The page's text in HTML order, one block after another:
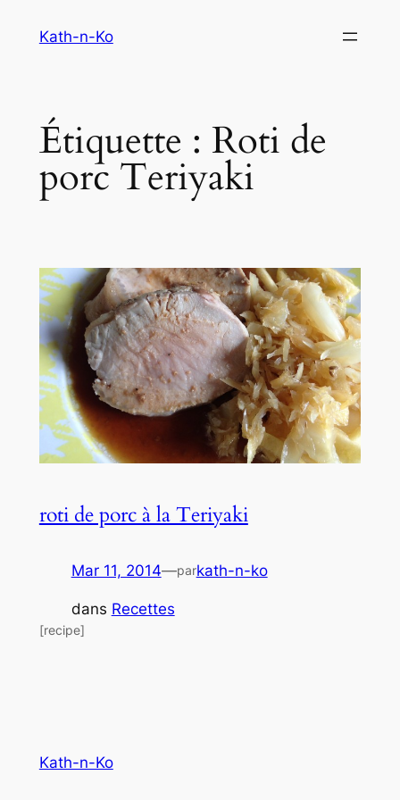
Kath-n-Ko
Étiquette : Roti de
porc Teriyaki
roti de porc à la Teriyaki
Mar 11, 2014—parkath-n-ko
dans Recettes
[recipe]
Kath-n-Ko